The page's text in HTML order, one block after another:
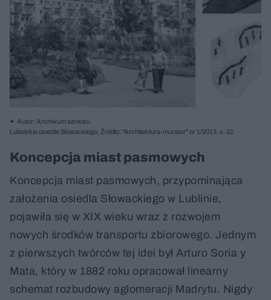
Autor: Archiwum serwisu
Lubelskie osiedle Słowackiego. Źródło: "Architektura-murator" nr 1/2013, s. 22
Koncepcja miast pasmowych
Koncepcja miast pasmowych, przypominająca
założenia osiedla Słowackiego w Lublinie,
pojawiła się w XIX wieku wraz z rozwojem
nowych środków transportu zbiorowego. Jednym
z pierwszych twórców tej idei był Arturo Soria y
Mata, który w 1882 roku opracował linearny
schemat rozbudowy aglomeracji Madrytu. Nigdy